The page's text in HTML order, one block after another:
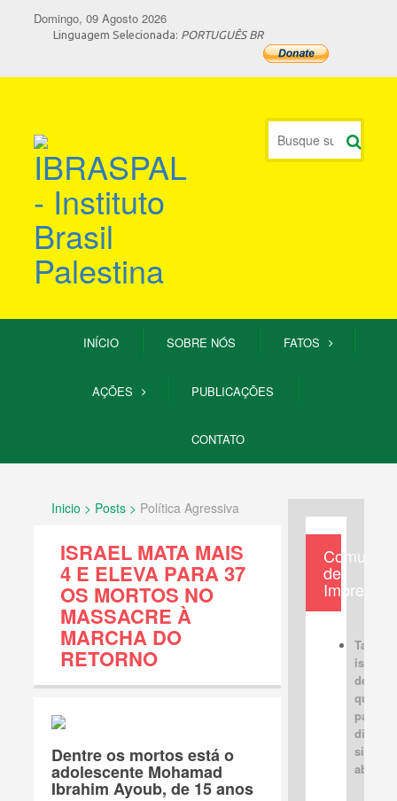
Domingo, 09 Agosto 2026
Linguagem Selecionada: PORTUGUÊS BR
INÍCIO SOBRE NÓS FATOS
AÇÕES PUBLICAÇÕES
CONTATO
Inicio > Posts > Política Agressiva
ISRAEL MATA MAIS
4 E ELEVA PARA 37
OS MORTOS NO
MASSACRE À
MARCHA DO
RETORNO
Dentre os mortos está o
adolescente Mohamad
Ibrahim Ayoub, de 15 anos
de
Imprensa
Tabus
devem
para
sincera
aberta